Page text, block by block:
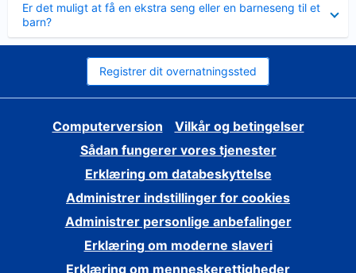
Er det muligt at få en ekstra seng eller en barneseng til et
barn?
Registrer dit overnatningssted
Computerversion
Vilkår og betingelser
Sådan fungerer vores tjenester
Erklæring om databeskyttelse
Administrer indstillinger for cookies
Administrer personlige anbefalinger
Erklæring om moderne slaveri
Erklæring om menneskerettigheder